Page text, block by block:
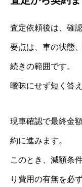
査定依頼後は、確
要点は、車の状態
続きの範囲です。
曖昧にせず短く答
現車確認で最終金
約に進みます。
このとき、減額条
り費用の有無を必